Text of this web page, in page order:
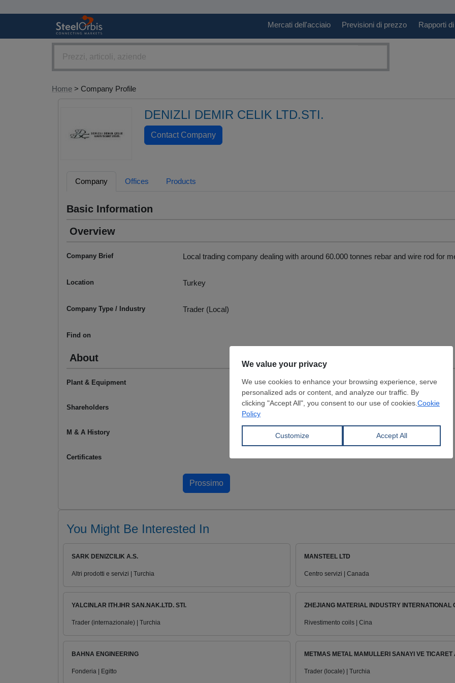
Mercati dell'acciaio Previsioni di prezzo Rapporti
Home > Company Profile
DENIZLI DEMIR CELIK LTD.STI.
Company Offices Products
Basic Information
Overview
Company Brief Local trading company dealing with around 60.000 tonnes rebar and wire rod for
Location Turkey
Company Type / Industry Trader (Local)
Find on
About
Plant & Equipment
Shareholders
M & A History
Certificates
You Might Be Interested In
SARK DENIZCILIK A.S.
Altri prodotti e servizi | Turchia
MANSTEEL LTD
Centro servizi | Canada
YALCINLAR ITH.IHR SAN.NAK.LTD. STI.
Trader (internazionale) | Turchia
ZHEJIANG MATERIAL INDUSTRY INTERNATIONAL
Rivestimento coils | Cina
BAHNA ENGINEERING
Fonderia | Egitto
METMAS METAL MAMULLERI SANAYI VE TICARET
Trader (locale) | Turchia